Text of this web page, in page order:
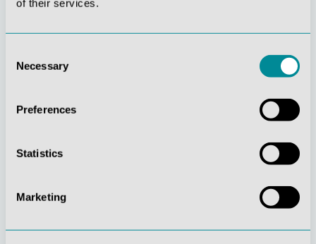
of their services.
Selection
Necessary
Preferences
Statistics
Marketing
Verständnis für
Handeln
9001